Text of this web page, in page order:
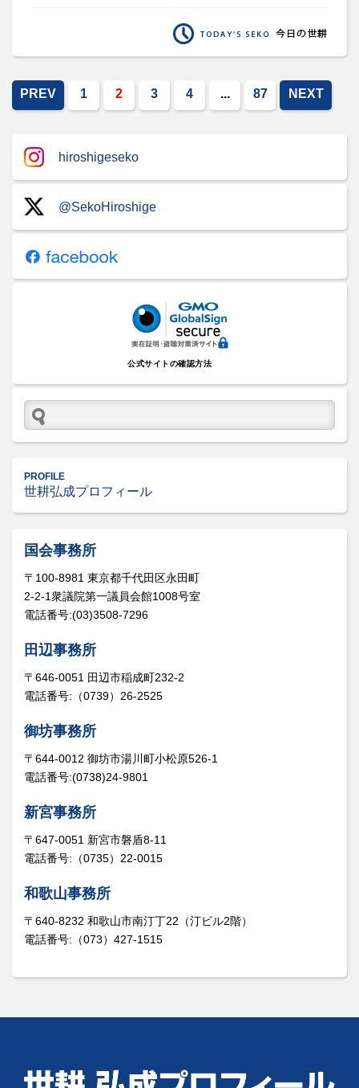
PREV 1 2 3 4 ... 87 NEXT
hiroshigeseko
@SekoHiroshige
公式サイトの確認方法
PROFILE
世耕弘成プロフィール
国会事務所
〒100-8981 東京都千代田区永田町
2-2-1衆議院第一議員会館1008号室
電話番号:(03)3508-7296
田辺事務所
〒646-0051 田辺市稲成町232-2
電話番号:（0739）26-2525
御坊事務所
〒644-0012 御坊市湯川町小松原526-1
電話番号:(0738)24-9801
新宮事務所
〒647-0051 新宮市磐盾8-11
電話番号:（0735）22-0015
和歌山事務所
〒640-8232 和歌山市南汀丁22（汀ビル2階）
電話番号:（073）427-1515